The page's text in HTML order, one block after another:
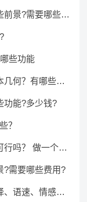
前景?需要哪些费
些功能
几何？有哪些前
功能?多少钱?
？
行吗？ 做一个高
?需要哪些费用?
、语速、情感如